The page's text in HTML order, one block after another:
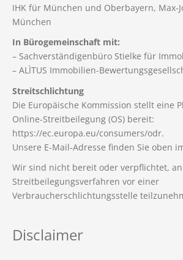
IHK für München und Oberbayern, Max-
München
In Bürogemeinschaft mit:
– Sachverständigenbüro Stielke für
– ALÌTUS Immobilien-
Streitschlichtung
Die Europäische Kommission stellt eine
Online-Streitbeilegung (OS) bereit:
https://ec.europa.eu/consumers/odr.
Unsere E-Mail-Adresse finden Sie oben
Wir sind nicht bereit oder verpflichtet, an
Streitbeilegungsverfahren vor einer
Verbraucherschlichtungsstelle
Disclaimer